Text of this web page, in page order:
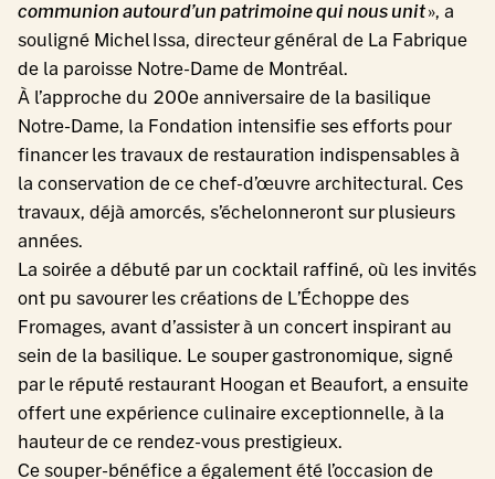
communion autour d’un patrimoine qui nous unit», a
souligné Michel Issa, directeur général de La Fabrique
de la paroisse Notre-Dame de Montréal.
À l’approche du 200e anniversaire de la basilique
Notre-Dame, la Fondation intensifie ses efforts pour
financer les travaux de restauration indispensables à
la conservation de ce chef-d’œuvre architectural. Ces
travaux, déjà amorcés, s’échelonneront sur plusieurs
années.
La soirée a débuté par un cocktail raffiné, où les invités
ont pu savourer les créations de L’Échoppe des
Fromages, avant d’assister à un concert inspirant au
sein de la basilique. Le souper gastronomique, signé
par le réputé restaurant Hoogan et Beaufort, a ensuite
offert une expérience culinaire exceptionnelle, à la
hauteur de ce rendez-vous prestigieux.
Ce souper-bénéfice a également été l’occasion de